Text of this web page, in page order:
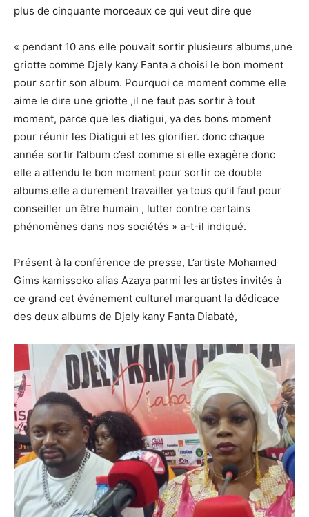
plus de cinquante morceaux ce qui veut dire que
« pendant 10 ans elle pouvait sortir plusieurs albums,une
griotte comme Djely kany Fanta a choisi le bon moment
pour sortir son album. Pourquoi ce moment comme elle
aime le dire une griotte ,il ne faut pas sortir à tout
moment, parce que les diatigui, ya des bons moment
pour réunir les Diatigui et les glorifier. donc chaque
année sortir l’album c’est comme si elle exagère donc
elle a attendu le bon moment pour sortir ce double
albums.elle a durement travailler ya tous qu’il faut pour
conseiller un être humain , lutter contre certains
phénomènes dans nos sociétés » a-t-il indiqué.
Présent à la conférence de presse, L’artiste Mohamed
Gims kamissoko alias Azaya parmi les artistes invités à
ce grand cet événement culturel marquant la dédicace
des deux albums de Djely kany Fanta Diabaté,